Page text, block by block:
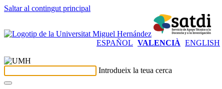
Saltar al contingut principal
ESPAÑOL VALENCIÀ ENGLISH
Introdueix la teua cerca